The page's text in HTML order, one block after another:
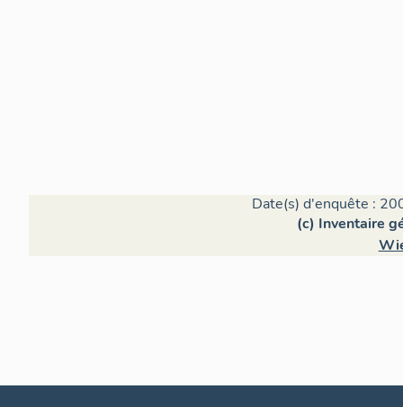
Date(s) d'enquête :
(c) Inventaire